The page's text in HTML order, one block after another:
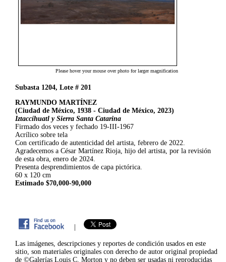
Please hover your mouse over photo for larger magnification
Subasta 1204, Lote # 201
RAYMUNDO MARTÍNEZ
(Ciudad de México, 1938 - Ciudad de México, 2023)
Iztaccíhuatl y Sierra Santa Catarina
Firmado dos veces y fechado 19-III-1967
Acrílico sobre tela
Con certificado de autenticidad del artista, febrero de 2022.
Agradecemos a César Martínez Rioja, hijo del artista, por la revisión
de esta obra, enero de 2024.
Presenta desprendimientos de capa pictórica.
60 x 120 cm
Estimado $70,000-90,000
|
Las imágenes, descripciones y reportes de condición usados en este
sitio, son materiales originales con derecho de autor original propiedad
de ©Galerías Louis C. Morton y no deben ser usadas ni reproducidas